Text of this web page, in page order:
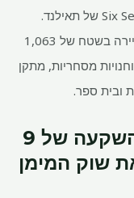
ספא ברמת 5 כוכבים בשיתוף עם ספא Six Senses של תאילנד.
Jaypee Greens Wish Town Noida היא עיירה בשטח של 1,063
מסחריות, מתקן
קרא גם | אדאני מתכננת השקעה של 9
שוק המימן